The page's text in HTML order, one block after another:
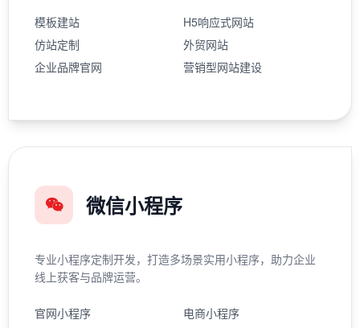
模板建站
H5响应式网站
仿站定制
外贸网站
企业品牌官网
营销型网站建设
微信小程序
专业小程序定制开发，打造多场景实用小程序，助力企业
线上获客与品牌运营。
官网小程序
电商小程序